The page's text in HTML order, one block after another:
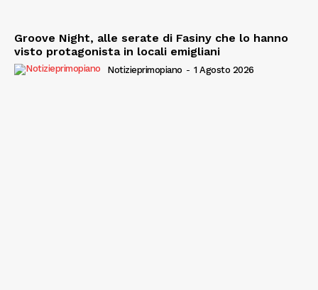
Groove Night, alle serate di Fasiny che lo hanno
visto protagonista in locali emigliani
Notizieprimopiano - 1 Agosto 2026